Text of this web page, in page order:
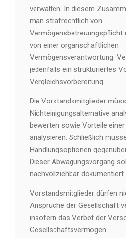
verwalten. In diesem
man strafrechtlich von
Vermögensbetreuungspflicht
von einer organschaftlichen
Vermögensverantwortung.
jedenfalls ein strukturiertes
Vergleichsvorbereitung.
Die Vorstandsmitglieder
Nichteinigungsalternative
bewerten sowie Vorteile einer
analysieren. Schließlich
Handlungsoptionen
Dieser Abwägungsvorgang
nachvollziehbar dokumentiert
Vorstandsmitglieder dürfen
Ansprüche der Gesellschaft
insofern das Verbot der
Gesellschaftsvermögen.